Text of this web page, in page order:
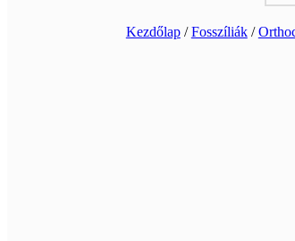
Kezdőlap/Fosszíliák/